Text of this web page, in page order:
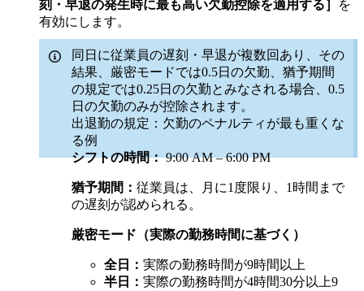
刻・早退の発生時に最も高い欠勤控除を適用する］
を
有効にします。
同日に従業員の遅刻・早退が複数回あり、その
結果、厳密モードでは0.5日の欠勤、猶予期間
の規定では0.25日の欠勤とみなされる場合、0.5
日の欠勤のみが控除されます。
出退勤の規定：欠勤のペナルティが最も重くな
る例
シフトの時間：9:00 AM – 6:00 PM
猶予期間： 従業員は、月に1度限り、1時間まで
の遅刻が認められる。
厳密モード（実際の勤務時間に基づく）
全日： 実際の勤務時間が9時間以上
半日： 実際の勤務時間が4時間30分以上9